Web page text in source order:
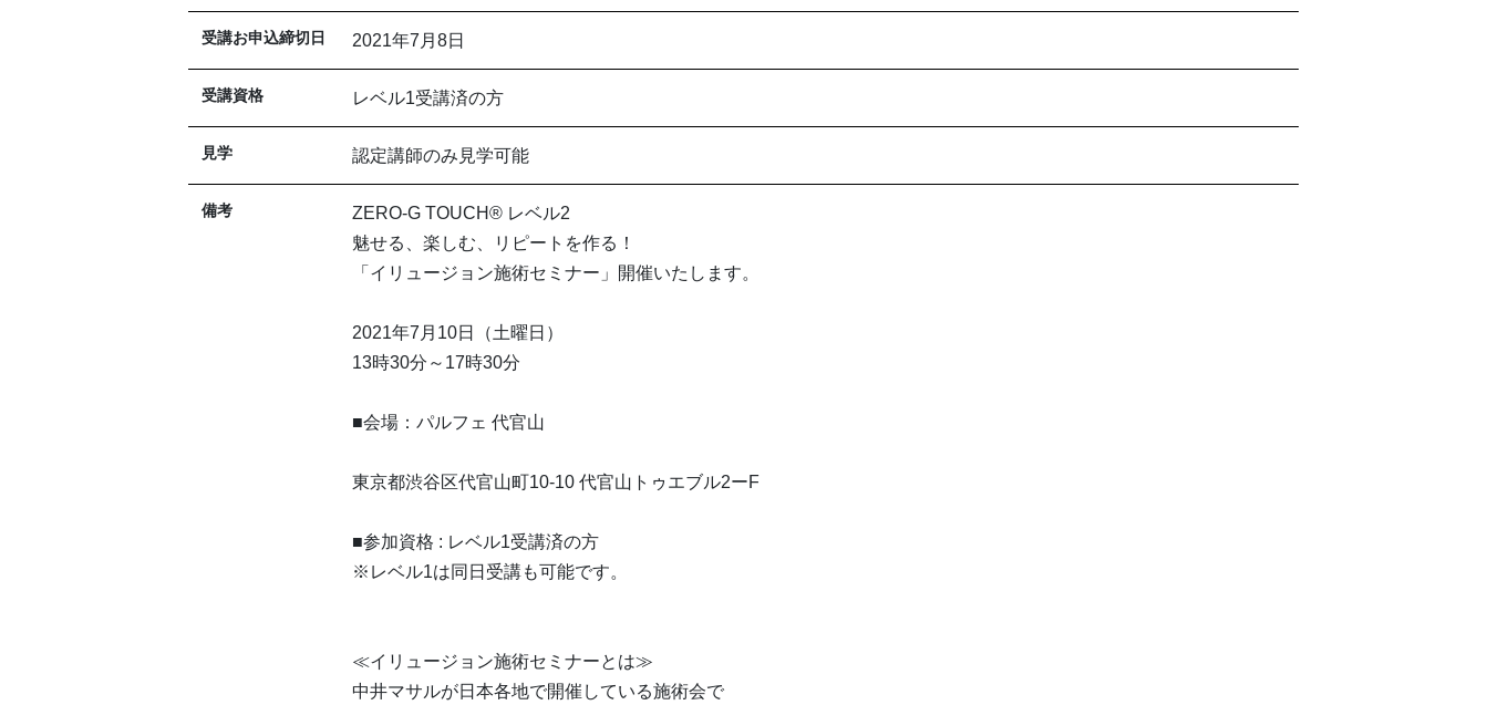
受講お申込締切日 2021年7月8日
受講資格 レベル1受講済の方
見学 認定講師のみ見学可能
備考
ZERO-G TOUCH®︎ レベル2
魅せる、楽しむ、リピートを作る！
「イリュージョン施術セミナー」開催いたします。
2021年7月10日（土曜日）
13時30分～17時30分
■会場：パルフェ 代官山
東京都渋谷区代官山町10-10 代官山トゥエブル2ーF
■参加資格 : レベル1受講済の方
※レベル1は同日受講も可能です。
≪イリュージョン施術セミナーとは≫
中井マサルが日本各地で開催している施術会で